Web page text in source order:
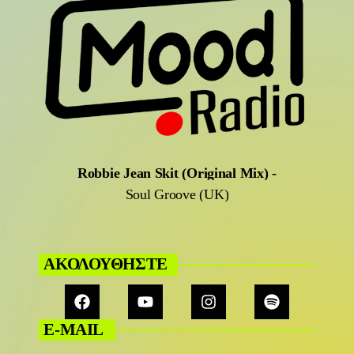
Robbie Jean Skit (Original Mix)-
Soul Groove (UK)
ΑΚΟΛΟΥΘΗΣΤΕ
E-MAIL